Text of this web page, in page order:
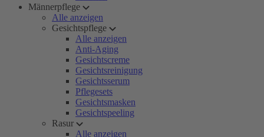
Männerpflege
Alle anzeigen
Gesichtspflege
Alle anzeigen
Anti-Aging
Gesichtscreme
Gesichtsreinigung
Gesichtsserum
Pflegesets
Gesichtsmasken
Gesichtspeeling
Rasur
Alle anzeigen